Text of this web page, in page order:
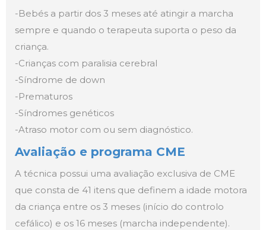
-Bebés a partir dos 3 meses até atingir a marcha
sempre e quando o terapeuta suporta o peso da
criança.
-Crianças com paralisia cerebral
-Síndrome de down
-Prematuros
-Síndromes genéticos
-Atraso motor com ou sem diagnóstico.
Avaliação e programa CME
A técnica possui uma avaliação exclusiva de CME
que consta de 41 itens que definem a idade motora
da criança entre os 3 meses (início do controlo
cefálico) e os 16 meses (marcha independente).